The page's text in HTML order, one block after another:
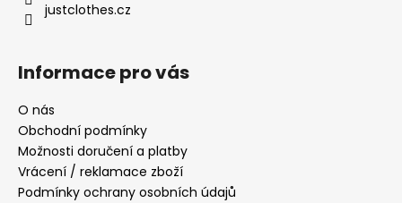
justclothes.cz
Informace pro vás
O nás
Obchodní podmínky
Možnosti doručení a platby
Vrácení / reklamace zboží
Podmínky ochrany osobních údajů